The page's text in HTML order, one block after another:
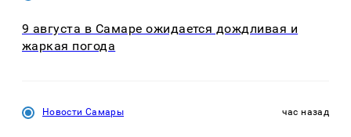
9 августа в Самаре ожидается дождливая и
жаркая погода
Новости Самары час назад